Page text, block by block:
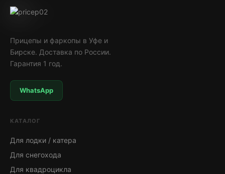
Прицепы и фаркопы в Уфе и
Бирске. Доставка по России.
Гарантия 1 год.
WhatsApp
КАТАЛОГ
Для лодки / катера
Для снегохода
Для квадроцикла